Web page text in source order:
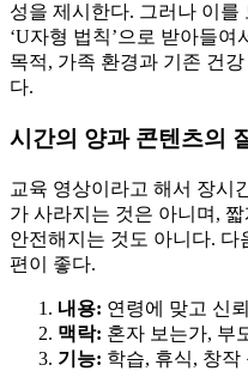
성을 제시한다. 그러나 이
‘U자형 법칙’으로 받아들
목적, 가족 환경과 기존 건
다.
시간의 양과 콘텐츠의
교육 영상이라고 해서 장시
가 사라지는 것은 아니며,
안전해지는 것도 아니다.
편이 좋다.
내용: 연령에 맞고 신
맥락: 혼자 보는가, 부
기능: 학습, 휴식, 창작